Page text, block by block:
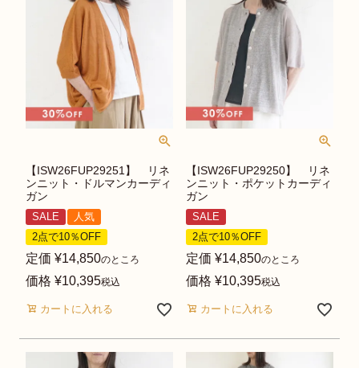
【ISW26FUP29251】 リネ
ンニット・ドルマンカーディ
ガン
SALE
人気
2点で10％OFF
定価 ¥14,850のところ
価格 ¥10,395税込
カートに入れる
【ISW26FUP29250】 リネ
ンニット・ポケットカーディ
ガン
SALE
2点で10％OFF
定価 ¥14,850のところ
価格 ¥10,395税込
カートに入れる